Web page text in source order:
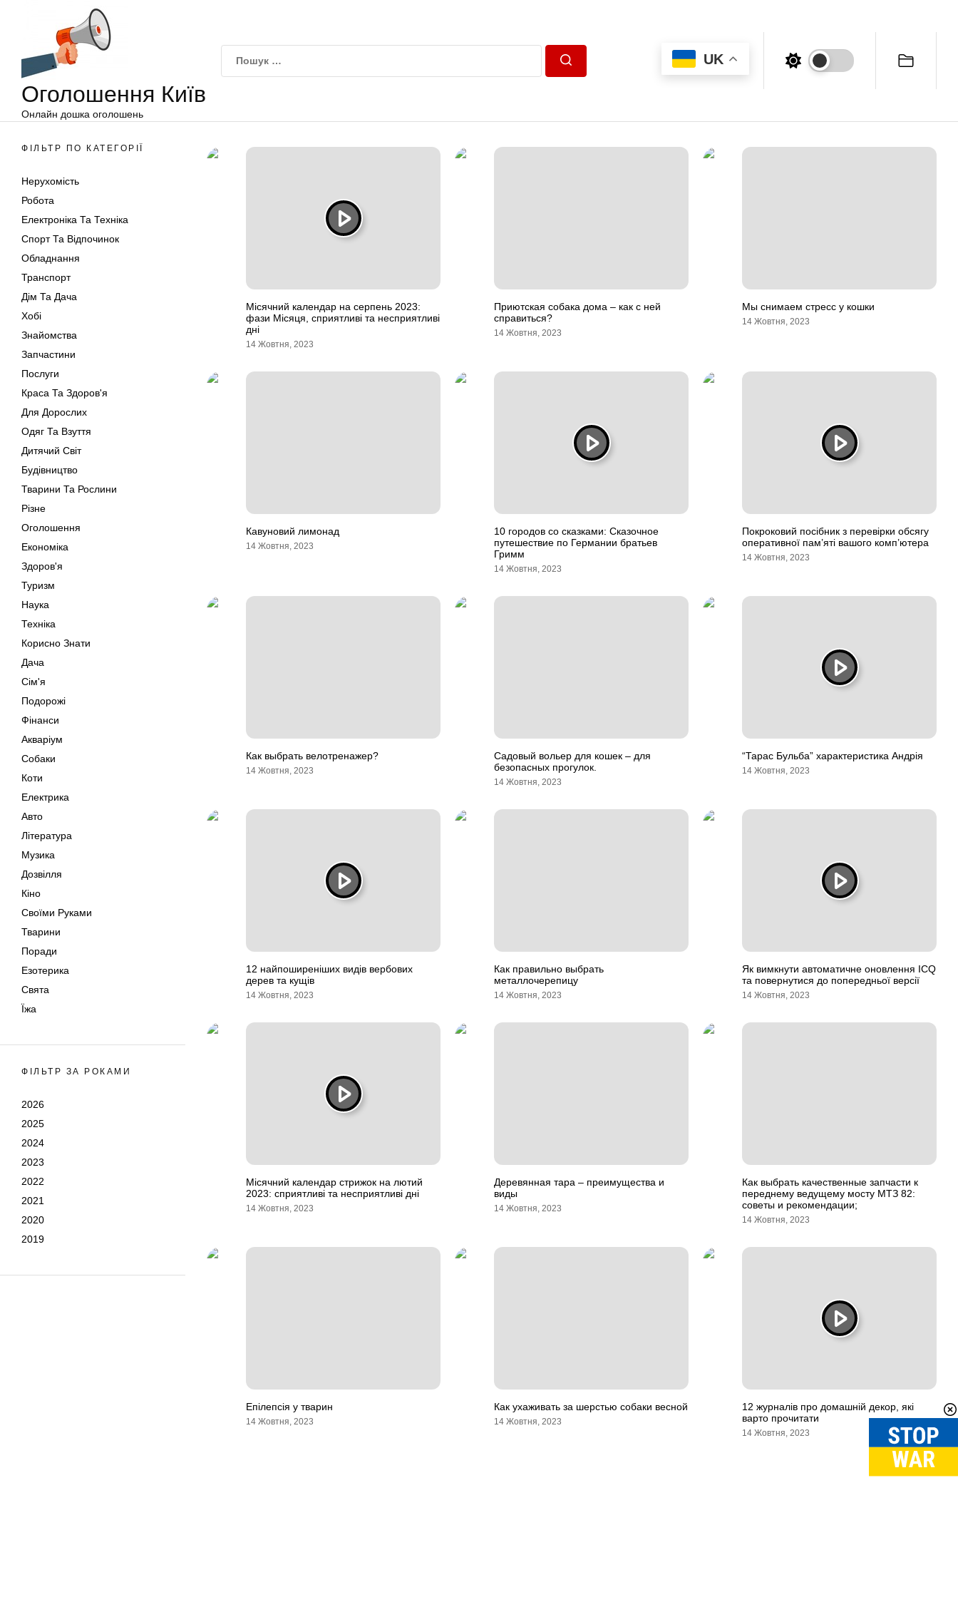
Оголошення Київ
Онлайн дошка оголошень
UK
ФІЛЬТР ПО КАТЕГОРІЇ
Нерухомість
Робота
Електроніка Та Техніка
Спорт Та Відпочинок
Обладнання
Транспорт
Дім Та Дача
Хобі
Знайомства
Запчастини
Послуги
Краса Та Здоров'я
Для Дорослих
Одяг Та Взуття
Дитячий Світ
Будівництво
Тварини Та Рослини
Різне
Оголошення
Економіка
Здоров'я
Туризм
Наука
Техніка
Корисно Знати
Дача
Сім'я
Подорожі
Фінанси
Акваріум
Собаки
Коти
Електрика
Авто
Література
Музика
Дозвілля
Кіно
Своїми Руками
Тварини
Поради
Езотерика
Свята
Їжа
ФІЛЬТР ЗА РОКАМИ
2026
2025
2024
2023
2022
2021
2020
2019
Місячний календар на серпень 2023:
фази Місяця, сприятливі та несприятливі
дні
14 Жовтня, 2023
Приютская собака дома – как с ней
справиться?
14 Жовтня, 2023
Мы снимаем стресс у кошки
14 Жовтня, 2023
Кавуновий лимонад
14 Жовтня, 2023
10 городов со сказками: Сказочное
путешествие по Германии братьев
Гримм
14 Жовтня, 2023
Покроковий посібник з перевірки обсягу
оперативної пам’яті вашого комп’ютера
14 Жовтня, 2023
Как выбрать велотренажер?
14 Жовтня, 2023
Садовый вольер для кошек – для
безопасных прогулок.
14 Жовтня, 2023
“Тарас Бульба” характеристика Андрія
14 Жовтня, 2023
12 найпоширеніших видів вербових
дерев та кущів
14 Жовтня, 2023
Как правильно выбрать
металлочерепицу
14 Жовтня, 2023
Як вимкнути автоматичне оновлення ICQ
та повернутися до попередньої версії
14 Жовтня, 2023
Місячний календар стрижок на лютий
2023: сприятливі та несприятливі дні
14 Жовтня, 2023
Деревянная тара – преимущества и
виды
14 Жовтня, 2023
Как выбрать качественные запчасти к
переднему ведущему мосту МТЗ 82:
советы и рекомендации;
14 Жовтня, 2023
Епілепсія у тварин
14 Жовтня, 2023
Как ухаживать за шерстью собаки весной
14 Жовтня, 2023
12 журналів про домашній декор, які
варто прочитати
14 Жовтня, 2023